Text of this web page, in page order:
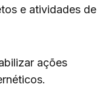
e atividades de
ações